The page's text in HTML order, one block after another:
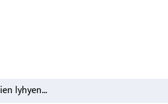
Hakkuumenetelmien lyhyen aikavälin vaikutukset monimuotoisuuteen